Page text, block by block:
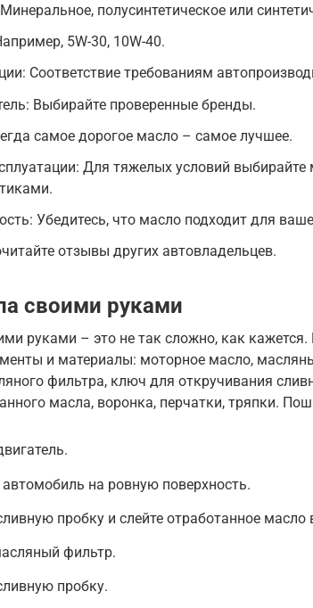
полусинтетическое или
5W-30, 10W-40.
Соответствие требованиям
Выбирайте проверенные бренды.
самое дорогое масло – самое лучшее.
Для тяжелых условий
Убедитесь, что масло подходит для
отзывы других автовладельцев.
своими руками
руками – это не так сложно, как кажется.
и материалы: моторное масло,
фильтра, ключ для откручивания
масла, воронка, перчатки, тряпки.
автомобиль на ровную поверхность.
пробку и слейте отработанное масло
фильтр.
пробку.